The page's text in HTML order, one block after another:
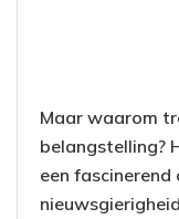
Maar waarom
belangstelling?
een